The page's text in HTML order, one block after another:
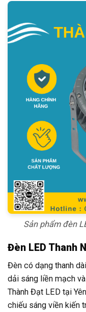
Sản phẩm đèn
Đèn LED Thanh
Đèn có dạng thanh
dải sáng liền mạch
Thành Đạt LED tại
chiếu sáng viền kiến